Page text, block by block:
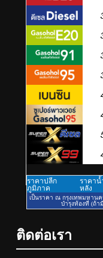
ติดต่อเรา
6
7